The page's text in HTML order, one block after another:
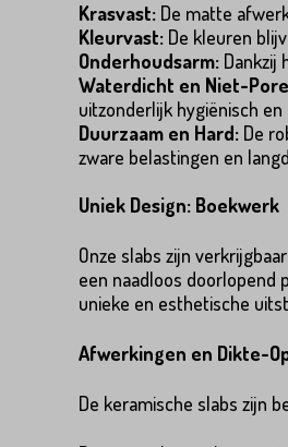
Krasvast: De matte
Kleurvast: De kleuren
Onderhoudsarm: Dankzij
Waterdicht en Niet-
uitzonderlijk hygiënisch en
Duurzaam en Hard: De
zware belastingen en
Uniek Design: Boekwerk
Onze slabs zijn
een naadloos doorlopend
unieke en esthetische
Afwerkingen en Dikte-
De keramische slabs zijn